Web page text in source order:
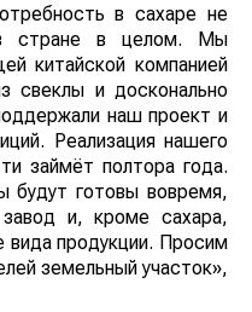
в сахаре не
стране в целом. Мы
китайской компанией
свеклы и досконально
наш проект и
Реализация нашего
займёт полтора года.
будут готовы вовремя,
и, кроме сахара,
продукции. Просим
земельный участок»,